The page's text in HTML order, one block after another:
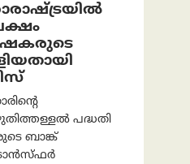
പദ്ധതി
ബാങ്ക്